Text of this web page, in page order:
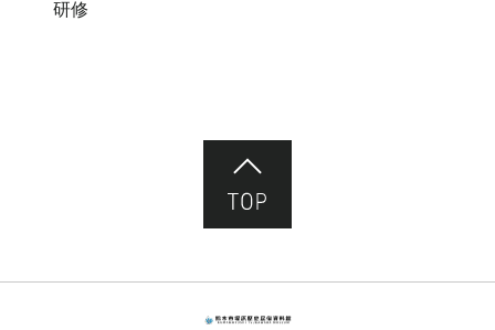
研修